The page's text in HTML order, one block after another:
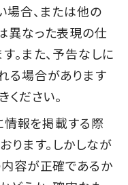
合、または他の
異なった表現の仕
。また、予告なしに
る場合があります
ださい。
情報を掲載する際
ります。しかしなが
容が正確であるか